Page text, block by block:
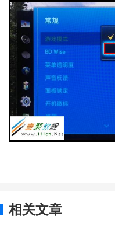
相关文章